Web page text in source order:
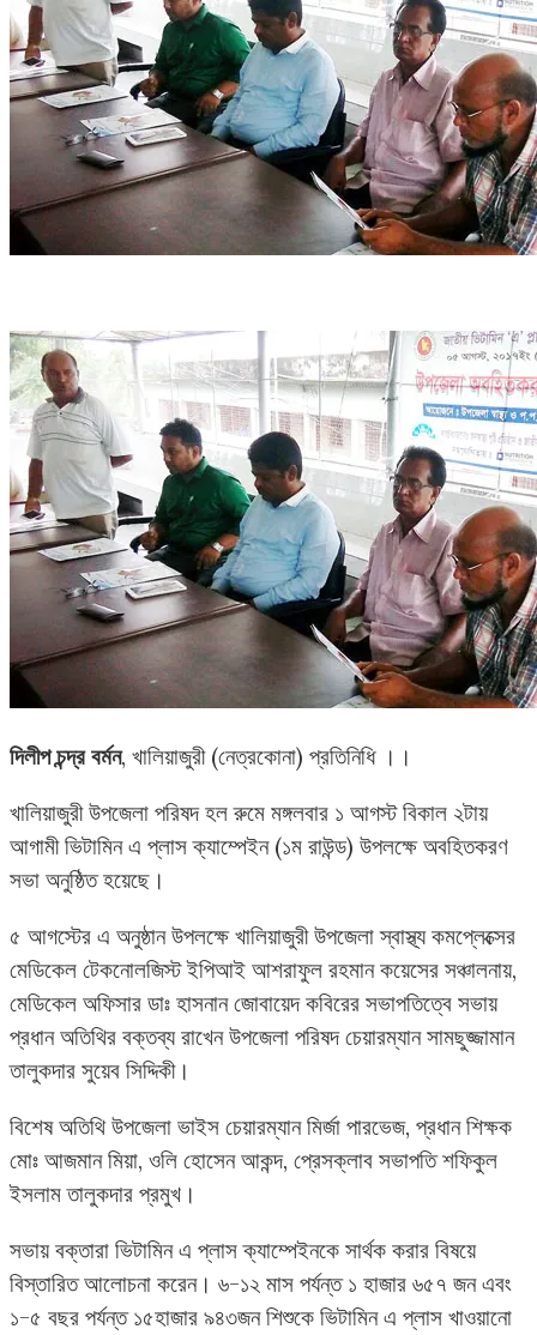
দিলীপ চন্দ্র বর্মন, খালিয়াজুরী (নেত্রকোনা) প্রতিনিধি ।।
খালিয়াজুরী উপজেলা পরিষদ হল রুমে মঙ্গলবার ১ আগস্ট বিকাল ২টায়
আগামী ভিটামিন এ প্লাস ক্যাম্পেইন (১ম রাউন্ড) উপলক্ষে অবহিতকরণ
সভা অনুষ্ঠিত হয়েছে।
৫ আগস্টের এ অনুষ্ঠান উপলক্ষে খালিয়াজুরী উপজেলা স্বাস্থ্য কমপ্লেক্সের
মেডিকেল টেকনোলজিস্ট ইপিআই আশরাফুল রহমান কয়েসের সঞ্চালনায়,
মেডিকেল অফিসার ডাঃ হাসনান জোবায়েদ কবিরের সভাপতিত্বে সভায়
প্রধান অতিথির বক্তব্য রাখেন উপজেলা পরিষদ চেয়ারম্যান সামছুজ্জামান
তালুকদার সুয়েব সিদ্দিকী।
বিশেষ অতিথি উপজেলা ভাইস চেয়ারম্যান মির্জা পারভেজ, প্রধান শিক্ষক
মোঃ আজমান মিয়া, ওলি হোসেন আকন্দ, প্রেসক্লাব সভাপতি শফিকুল
ইসলাম তালুকদার প্রমুখ।
সভায় বক্তারা ভিটামিন এ প্লাস ক্যাম্পেইনকে সার্থক করার বিষয়ে
বিস্তারিত আলোচনা করেন। ৬-১২ মাস পর্যন্ত ১ হাজার ৬৫৭ জন এবং
১-৫ বছর পর্যন্ত ১৫হাজার ৯৪৩জন শিশুকে ভিটামিন এ প্লাস খাওয়ানো